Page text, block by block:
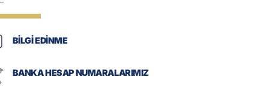
BİLGİ EDİNME
BANKA HESAP NUMARALARIMIZ